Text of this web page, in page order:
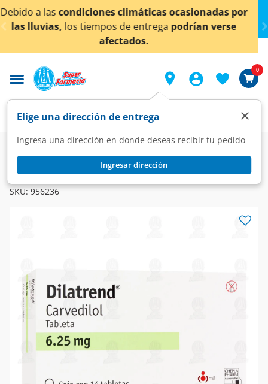
< div class="carousel-inner">
ocasionadas por
podrían verse
¡Ahora también en
conocer
Elige una dirección de entrega
Ingresa una dirección en donde deseas recibir tu pedido
Ingresar dirección
×
0
Farmacia Circulatorio Cardiovasculares
Dilatrend 6.25 mg, 14 Tabletas.
SKU: 956236